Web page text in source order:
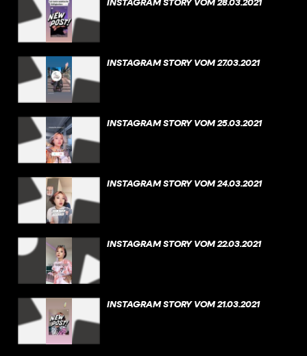
INSTAGRAM STORY VOM 27.03.2021
INSTAGRAM STORY VOM 25.03.2021
INSTAGRAM STORY VOM 24.03.2021
INSTAGRAM STORY VOM 22.03.2021
INSTAGRAM STORY VOM 21.03.2021